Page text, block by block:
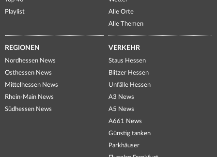
Playlist
Alle Orte
Alle Themen
REGIONEN
Nordhessen News
Osthessen News
Mittelhessen News
Rhein-Main News
Südhessen News
VERKEHR
Staus Hessen
Blitzer Hessen
Unfälle Hessen
A3 News
A5 News
A661 News
Günstig tanken
Parkhäuser